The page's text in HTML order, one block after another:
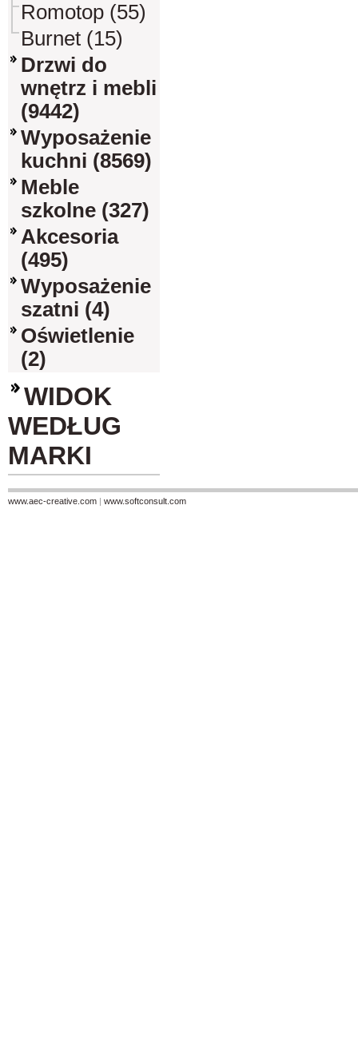
Romotop (55)
Burnet (15)
Drzwi do
wnętrz i mebli
(9442)
Wyposażenie
kuchni (8569)
Meble
szkolne (327)
Akcesoria
(495)
Wyposażenie
szatni (4)
Oświetlenie
(2)
WIDOK
WEDŁUG
MARKI
www.aec-creative.com | www.softconsult.com